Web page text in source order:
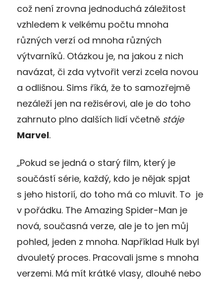
což není zrovna jednoduchá záležitost
vzhledem k velkému počtu mnoha
různých verzí od mnoha různých
výtvarníků. Otázkou je, na jakou z nich
navázat, či zda vytvořit verzi zcela novou
a odlišnou. Sims říká, že to samozřejmě
nezáleží jen na režisérovi, ale je do toho
zahrnuto plno dalších lidí včetně stáje
Marvel.
„Pokud se jedná o starý film, který je
součástí série, každý, kdo je nějak spjat
s jeho historií, do toho má co mluvit. To je
v pořádku. The Amazing Spider-Man je
nová, současná verze, ale je to jen můj
pohled, jeden z mnoha. Například Hulk byl
dvouletý proces. Pracovali jsme s mnoha
verzemi. Má mít krátké vlasy, dlouhé nebo